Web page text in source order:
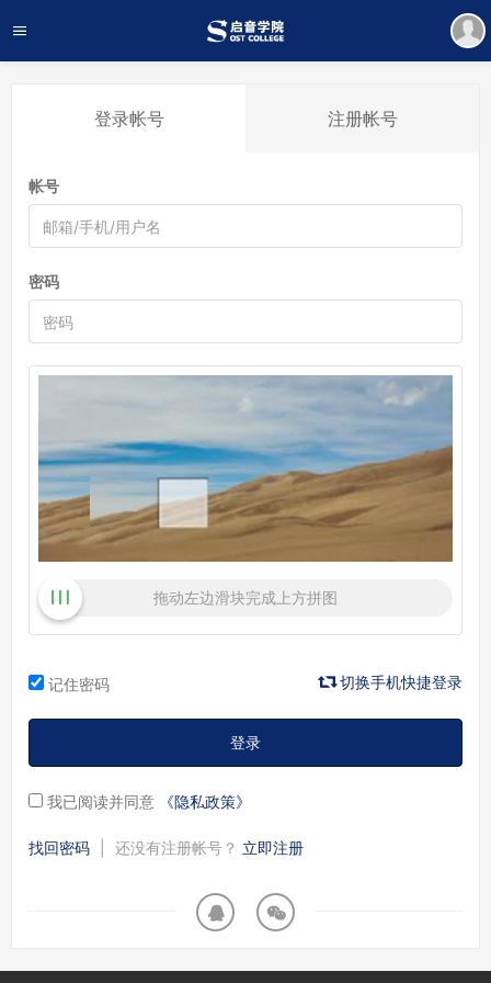
登录帐号 注册帐号
帐号
密码
拖动左边滑块完成上方拼图
记住密码 切换手机快捷登录
登录
我已阅读并同意 《隐私政策》
找回密码 还没有注册帐号？ 立即注册